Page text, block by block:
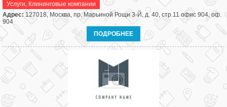
Услуги, Клининговые компании
Адрес:127018, Москва, пр. Марьиной Рощи 3-Й, д. 40, стр.11 офис 904, оф.
904
ПОДРОБНЕЕ